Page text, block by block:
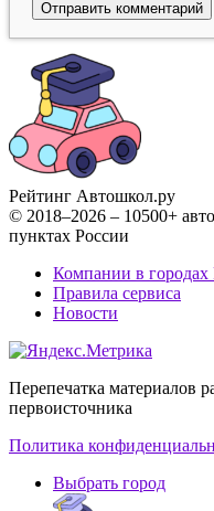
Рейтинг Автошкол.ру
© 2018–2026 – 10500+
пунктах России
Компании в городах
Правила сервиса
Новости
Перепечатка материалов
первоисточника
Политика
Выбрать город